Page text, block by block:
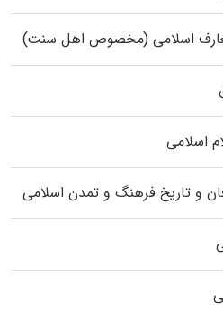
اسلامی (مخصوص اهل سنت)
اسلامی
و تاریخ فرهنگ و تمدن اسلامی